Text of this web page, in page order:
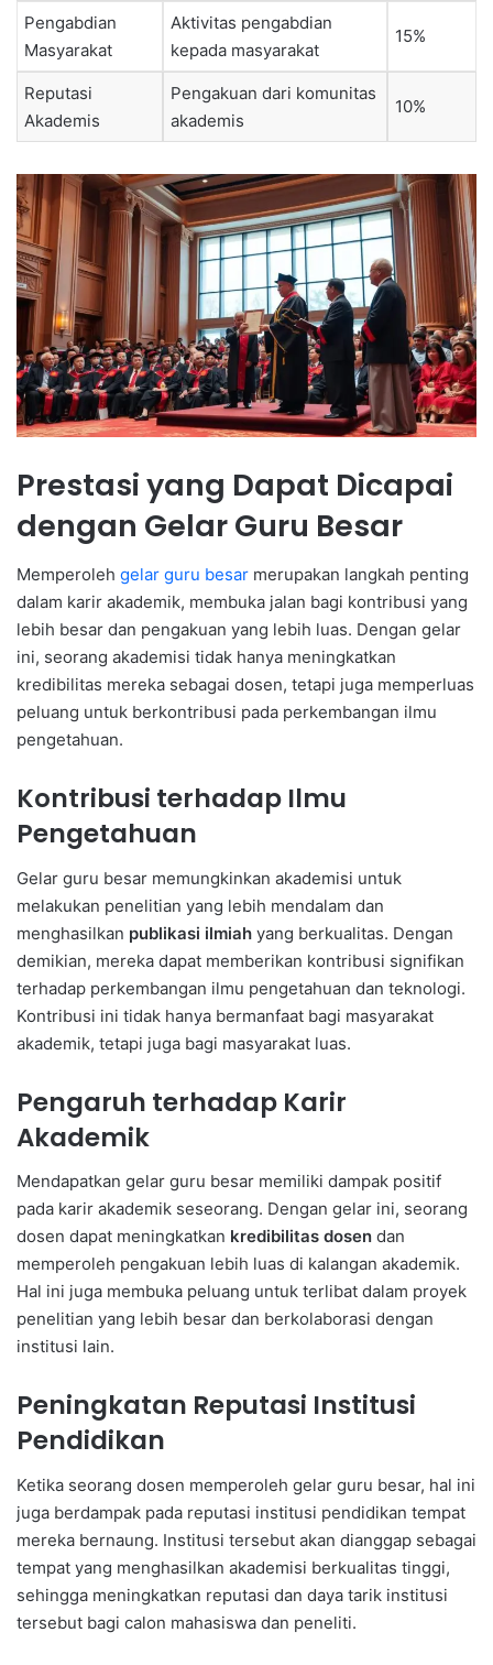
Pengabdian
Masyarakat
Aktivitas pengabdian
kepada masyarakat
15%
Reputasi
Akademis
Pengakuan dari komunitas
akademis
10%
Prestasi yang Dapat Dicapai
dengan Gelar Guru Besar
Memperoleh gelar guru besar merupakan langkah penting
dalam karir akademik, membuka jalan bagi kontribusi yang
lebih besar dan pengakuan yang lebih luas. Dengan gelar
ini, seorang akademisi tidak hanya meningkatkan
kredibilitas mereka sebagai dosen, tetapi juga memperluas
peluang untuk berkontribusi pada perkembangan ilmu
pengetahuan.
Kontribusi terhadap Ilmu
Pengetahuan
Gelar guru besar memungkinkan akademisi untuk
melakukan penelitian yang lebih mendalam dan
menghasilkan publikasi ilmiah yang berkualitas. Dengan
demikian, mereka dapat memberikan kontribusi signifikan
terhadap perkembangan ilmu pengetahuan dan teknologi.
Kontribusi ini tidak hanya bermanfaat bagi masyarakat
akademik, tetapi juga bagi masyarakat luas.
Pengaruh terhadap Karir
Akademik
Mendapatkan gelar guru besar memiliki dampak positif
pada karir akademik seseorang. Dengan gelar ini, seorang
dosen dapat meningkatkan kredibilitas dosen dan
memperoleh pengakuan lebih luas di kalangan akademik.
Hal ini juga membuka peluang untuk terlibat dalam proyek
penelitian yang lebih besar dan berkolaborasi dengan
institusi lain.
Peningkatan Reputasi Institusi
Pendidikan
Ketika seorang dosen memperoleh gelar guru besar, hal ini
juga berdampak pada reputasi institusi pendidikan tempat
mereka bernaung. Institusi tersebut akan dianggap sebagai
tempat yang menghasilkan akademisi berkualitas tinggi,
sehingga meningkatkan reputasi dan daya tarik institusi
tersebut bagi calon mahasiswa dan peneliti.